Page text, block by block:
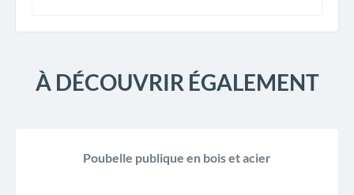
À DÉCOUVRIR ÉGALEMENT
Poubelle publique en bois et acier